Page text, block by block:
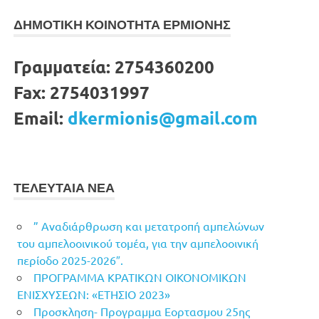
ΔΗΜΟΤΙΚΗ ΚΟΙΝΟΤΗΤΑ ΕΡΜΙΟΝΗΣ
Γραμματεία: 2754360200
Fax: 2754031997
Email: dkermionis@gmail.com
ΤΕΛΕΥΤΑΙΑ ΝΕΑ
” Αναδιάρθρωση και μετατροπή αμπελώνων
του αμπελοοινικού τομέα, για την αμπελοοινική
περίοδο 2025-2026″.
ΠΡΟΓΡΑΜΜΑ ΚΡΑΤΙΚΩΝ ΟΙΚΟΝΟΜΙΚΩΝ
ΕΝΙΣΧΥΣΕΩΝ: «ΕΤΗΣΙΟ 2023»
Προσκληση- Προγραμμα Εορτασμου 25ης